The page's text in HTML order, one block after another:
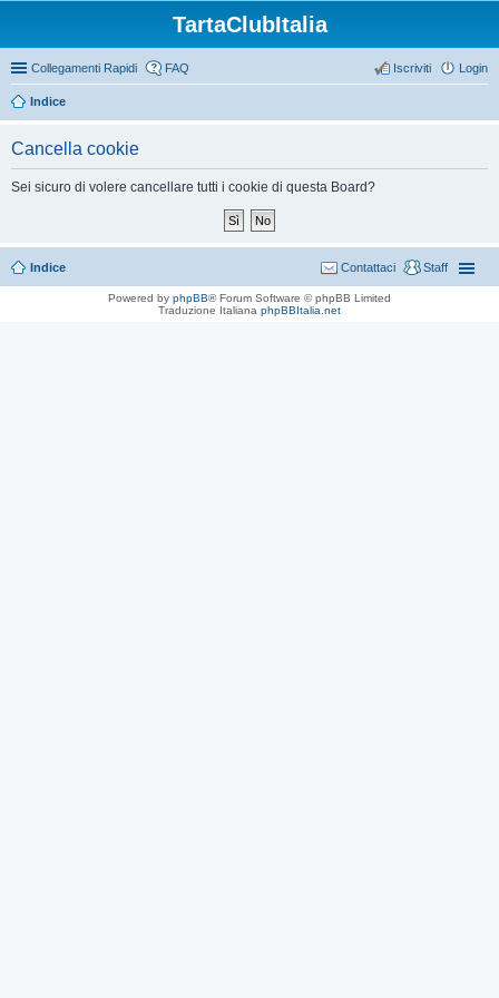
TartaClubItalia
Collegamenti Rapidi FAQ Login
Iscriviti
Indice
Cancella cookie
Sei sicuro di volere cancellare tutti i cookie di questa Board?
Indice Staff
Contattaci
Powered by phpBB® Forum Software © phpBB Limited
Traduzione Italiana phpBBItalia.net